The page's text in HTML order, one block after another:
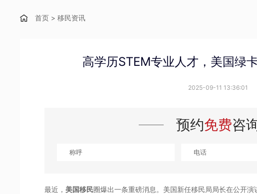
首页 > 移民资讯
高学历STEM专业人才，美国绿
2025-09-11 13:36:01
预约免费咨
最近， 美国移民圈爆出一条重磅消息。美国新任移民局局长在公开